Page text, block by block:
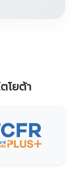
โยต้า